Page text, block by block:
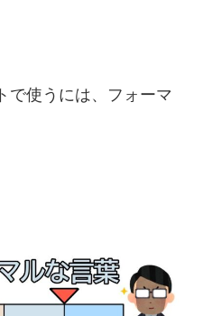
で使うには、フォーマ